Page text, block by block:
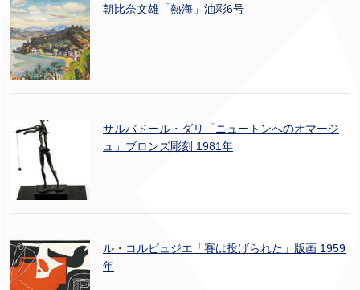
朝比奈文雄「熱海」油彩6号
サルバドール・ダリ「ニュートンへのオマージ
ュ」ブロンズ彫刻 1981年
ル・コルビュジエ「賽は投げられた」版画 1959
年